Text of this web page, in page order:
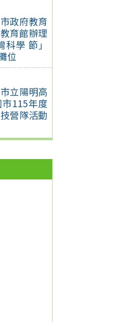
政府教育
育館辦理
科學 節」
位
立陽明高
115年度
營隊活動